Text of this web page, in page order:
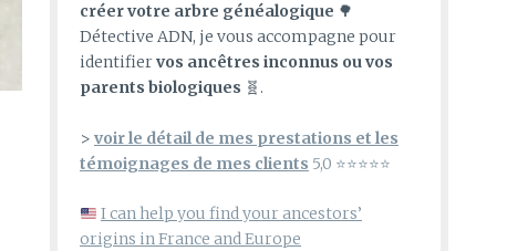
créer votre arbre généalogique 🌳
Détective ADN, je vous accompagne pour
identifiervos ancêtres inconnus ou vos
parents biologiques 🧬.
> voir le détail de mes prestations et les
témoignages de mes clients 5,0 ⭐⭐⭐⭐⭐
I can help you find your ancestors’
origins in France and Europe